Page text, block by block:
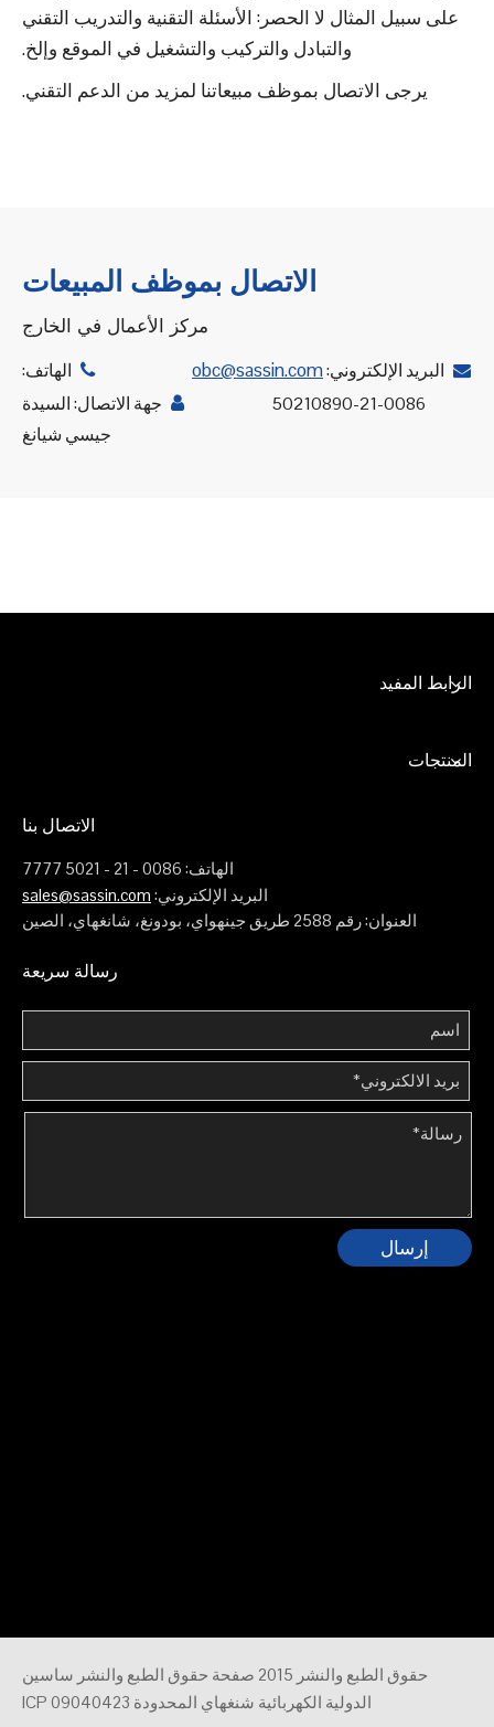
على سبيل المثال لا الحصر: الأسئلة التقنية والتدريب التقني
والتبادل والتركيب والتشغيل في الموقع وإلخ.
يرجى الاتصال بموظف مبيعاتنا لمزيد من الدعم التقني.
الاتصال بموظف المبيعات
مركز الأعمال في الخارج
 البريد الإلكتروني:obc@sassin.com
 الهاتف:
0086-21-50210890
 جهة الاتصال: السيدة
جيسي شيانغ
الرابط المفيد
المنتجات
الاتصال بنا
الهاتف: 0086 - 21 - 5021 7777
البريد الإلكتروني: sales@sassin.com
العنوان: رقم 2588 طريق جينهواي، بودونغ، شانغهاي، الصين
رسالة سريعة
إرسال
حقوق الطبع والنشر 2015 صفحة حقوق الطبع والنشر ساسين
الدولية الكهربائية شنغهاي المحدودة ICP 09040423